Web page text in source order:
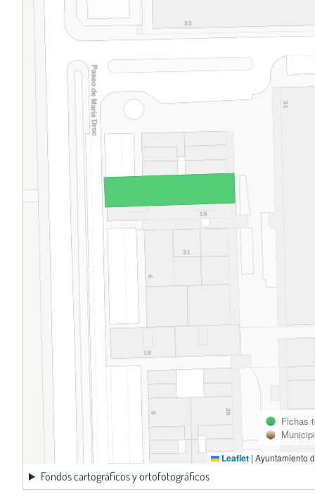
Fichas
Leaflet | Ayuntamiento
Fondos cartográficos y ortofotográficos